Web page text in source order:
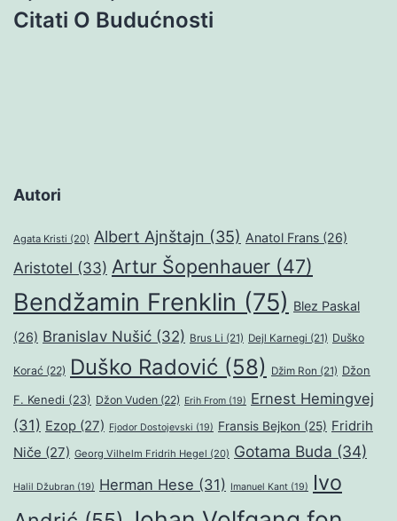
Citati O Budućnosti
Autori
Agata Kristi (20) Albert Ajnštajn (35) Anatol Frans (26)
Aristotel (33) Artur Šopenhauer (47)
Bendžamin Frenklin (75) Blez Paskal
(26) Branislav Nušić (32) Brus Li (21) Dejl Karnegi (21) Duško
Korać (22) Duško Radović (58) Džim Ron (21) Džon
F. Kenedi (23) Džon Vuden (22) Erih From (19) Ernest Hemingvej
(31) Ezop (27) Fjodor Dostojevski (19) Fransis Bejkon (25) Fridrih
Niče (27) Georg Vilhelm Fridrih Hegel (20) Gotama Buda (34)
Halil Džubran (19) Herman Hese (31) Imanuel Kant (19)
Ivo